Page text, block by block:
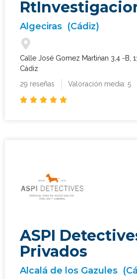
Algeciras (Cádiz)
Calle José Gomez Martińan 3,4 -B,
Cádiz
29 reseñas
Valoración media: 5
    
ASPI
Privados
Alcalá de los Gazules